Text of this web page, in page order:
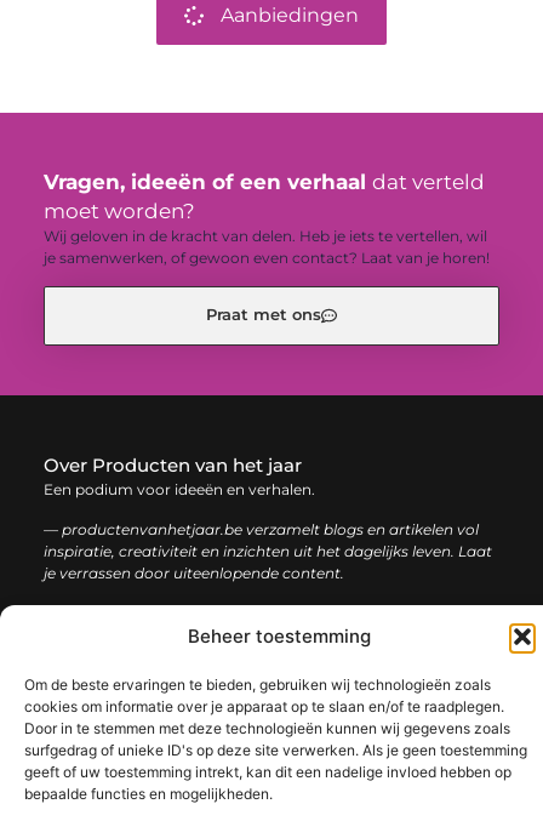
Beheer toestemming
Om de beste ervaringen te bieden, gebruiken wij technologieën zoals
cookies om informatie over je apparaat op te slaan en/of te raadplegen.
Door in te stemmen met deze technologieën kunnen wij gegevens zoals
surfgedrag of unieke ID's op deze site verwerken. Als je geen toestemming
geeft of uw toestemming intrekt, kan dit een nadelige invloed hebben op
bepaalde functies en mogelijkheden.
Aanbiedingen
Vragen, ideeën of een verhaal dat verteld
moet worden?
Wij geloven in de kracht van delen. Heb je iets te vertellen, wil
je samenwerken, of gewoon even contact? Laat van je horen!
Praat met ons
Over Producten van het jaar
Een podium voor ideeën en verhalen.
— productenvanhetjaar.be verzamelt blogs en artikelen vol
inspiratie, creativiteit en inzichten uit het dagelijks leven. Laat
je verrassen door uiteenlopende content.
Bericht categorie
@2025 www.productenvanhetjaar.be. All Right Reserved.​